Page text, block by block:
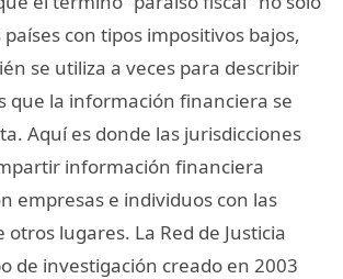
con tipos impositivos bajos,
se utiliza a veces para describir
que la información financiera se
Aquí es donde las jurisdicciones
información financiera
empresas e individuos con las
lugares. La Red de Justicia
de investigación creado en 2003